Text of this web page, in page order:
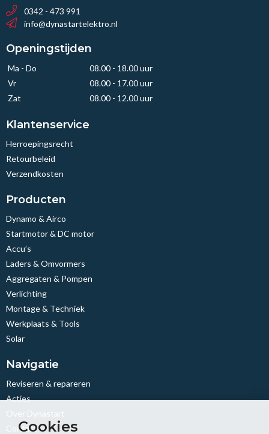
Cookies
0342 - 473 991
info@dynastartelektro.nl
Openingstijden
Ma - Do
08.00 - 18.00 uur
Vr
08.00 - 17.00 uur
Zat
08.00 - 12.00 uur
Klantenservice
Herroepingsrecht
Retourbeleid
Verzendkosten
Producten
Dynamo & Airco
Startmotor & DC motor
Accu’s
Laders & Omvormers
Aggregaten & Pompen
Verlichting
Montage & Techniek
Werkplaats & Tools
Solar
Navigatie
Reviseren & repareren
Acties
Contact